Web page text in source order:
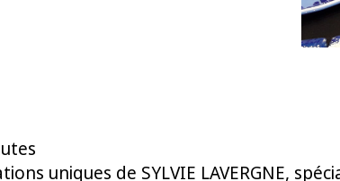
uniques de SYLVIE LAVERGNE,